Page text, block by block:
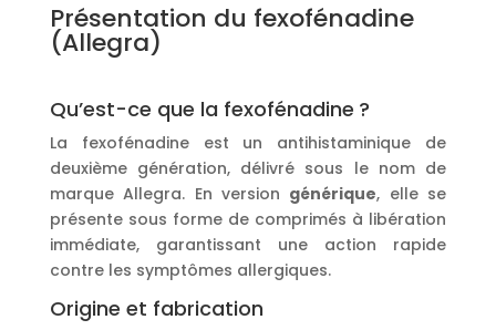
Présentation du fexofénadine
(Allegra)
Qu’est-ce que la fexofénadine ?
La fexofénadine est un antihistaminique de
deuxième génération, délivré sous le nom de
marque Allegra. En version générique, elle se
présente sous forme de comprimés à libération
immédiate, garantissant une action rapide
contre les symptômes allergiques.
Origine et fabrication